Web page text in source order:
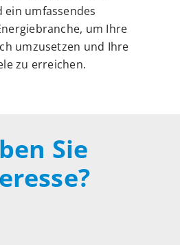
ein umfassendes
um Ihre
umzusetzen und Ihre
zu erreichen.
Sie